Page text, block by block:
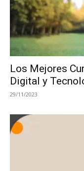
Los Mejores
Digital y
29/11/2023